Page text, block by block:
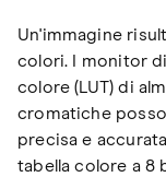
Un'immagine
colori. I monitor
colore (LUT) di
cromatiche
precisa e
tabella colore a 8